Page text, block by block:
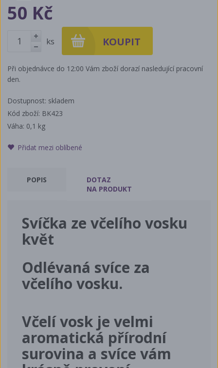
50 Kč
+
ks
Při objednávce do 12:00 Vám zboží dorazí nasledující pracovní
den.
Dostupnost: skladem
Kód zboží: BK423
Váha: 0,1 kg
Přidat mezi oblíbené
POPIS
DOTAZ
NA PRODUKT
Svíčka ze včelího vosku
květ
Odlévaná svíce za
včelího vosku.
Včelí vosk je velmi
aromatická přírodní
surovina a svíce vám